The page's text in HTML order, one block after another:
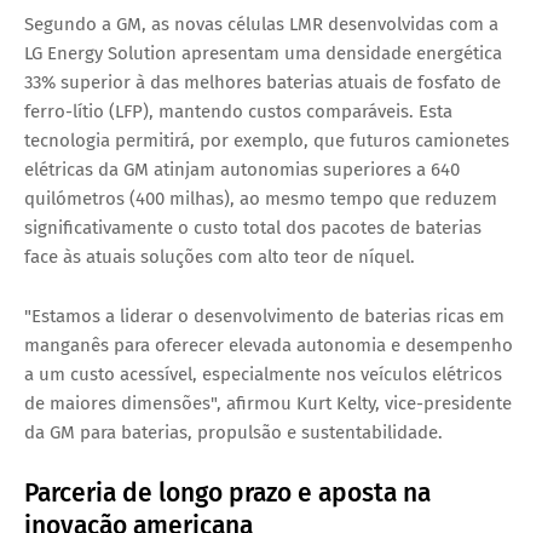
Segundo a GM, as novas células LMR desenvolvidas com a
LG Energy Solution apresentam uma densidade energética
33% superior à das melhores baterias atuais de fosfato de
ferro-lítio (LFP), mantendo custos comparáveis. Esta
tecnologia permitirá, por exemplo, que futuros camionetes
elétricas da GM atinjam autonomias superiores a 640
quilómetros (400 milhas), ao mesmo tempo que reduzem
significativamente o custo total dos pacotes de baterias
face às atuais soluções com alto teor de níquel.
"Estamos a liderar o desenvolvimento de baterias ricas em
manganês para oferecer elevada autonomia e desempenho
a um custo acessível, especialmente nos veículos elétricos
de maiores dimensões", afirmou Kurt Kelty, vice-presidente
da GM para baterias, propulsão e sustentabilidade.
Parceria de longo prazo e aposta na
inovação americana